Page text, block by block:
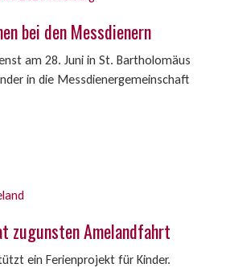
bei den Messdienern
am 28. Juni in St. Bartholomäus
in die Messdienergemeinschaft
zugunsten Amelandfahrt
ein Ferienprojekt für Kinder.